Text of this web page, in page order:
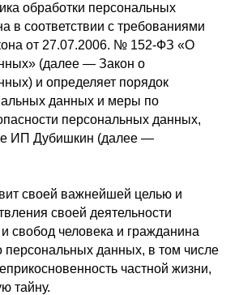
обработки персональных
в соответствии с требованиями
от 27.07.2006. № 152-ФЗ «О
(далее — Закон о
и определяет порядок
данных и меры по
персональных данных,
ИП Дубишкин (далее —
своей важнейшей целью и
своей деятельности
свобод человека и гражданина
персональных данных, в том числе
частной жизни,
тайну.